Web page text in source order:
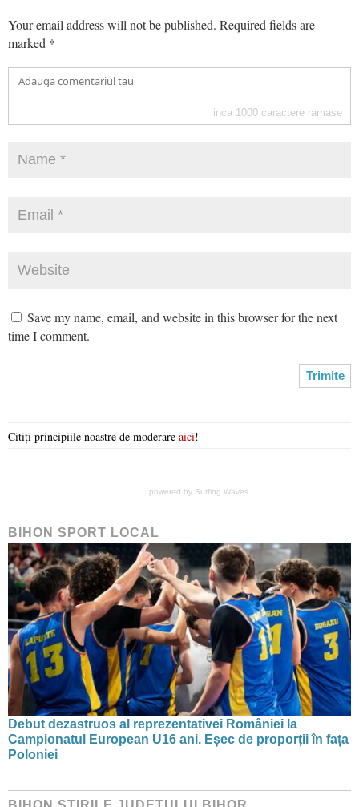
Your email address will not be published. Required fields are
marked *
inca 1000 caractere ramase
Save my name, email, and website in this browser for the next
time I comment.
Citiți principiile noastre de moderare aici!
powered by Surfing Waves
BIHON SPORT LOCAL
Debut dezastruos al reprezentativei României la
Campionatul European U16 ani. Eșec de proporții în fața
Poloniei